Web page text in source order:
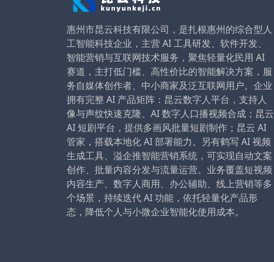
惠州市昆云科技有限公司，是扎根惠州的综合型人
工智能科技企业，主营 AI 工具研发、软件开发、
智能营销与互联网技术服务，聚焦轻量化民用 AI
赛道，主打低门槛、高性价比的智能解决方案，服
务自媒体创作者、中小商家及泛互联网用户。企业
拥有完整 AI 产品矩阵：昆云数字人平台，支持人
像与声纹快速克隆、AI 数字人口播视频合成；昆云
AI 短剧平台，提供多画风批量短剧制作；昆云 AI
管家，搭载本地化 AI 部署能力。另有鹤写 AI 视频
生成工具、溢企推智能营销系统，可实现自动文案
创作、批量内容分发与流量运营。业务覆盖短视频
内容生产、数字人商用、办公辅助、线上营销等多
个场景，持续迭代 AI 功能，依托轻量化产品形
态，降低个人与小微企业智能化使用成本。